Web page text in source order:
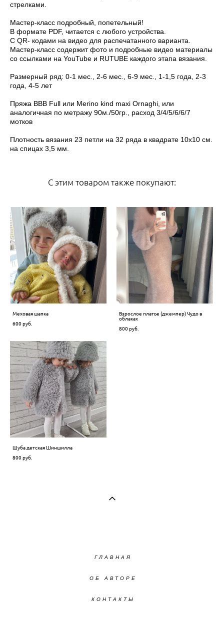
стрелками.
Мастер-класс подробный, попетельный!
В формате PDF, читается с любого устройства.
С QR- кодами на видео для распечатанного варианта.
Мастер-класс содержит фото и подробные видео материалы
со ссылками на YouTube и RUTUBE каждого этапа вязания.
Размерный ряд: 0-1 мес., 2-6 мес., 6-9 мес., 1-1,5 года, 2-3
года, 4-5 лет
Пряжа BBB Full или Merino kind maxi Ornaghi, или
аналогичная по метражу 90м./50гр., расход 3/4/5/6/6/7
мотков
Плотность вязания 23 петли на 32 ряда в квадрате 10x10 см.
на спицах 3,5 мм.
С этим товаром также покупают:
Меховая шапка
600 pуб.
Взрослое платье (джемпер) Чудо в
облаках
800 pуб.
Шуба детская Шиншилла
800 pуб.
ГЛАВНАЯ
ОБ АВТОРЕ
КОНТАКТЫ